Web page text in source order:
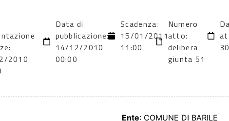
2010
Data di
pubblicazione:
14/12/2010
00:00
Scadenza:
15/01/2011
11:00
Numero
atto:
delibera
giunta 51
Ente: COMUNE DI BARILE